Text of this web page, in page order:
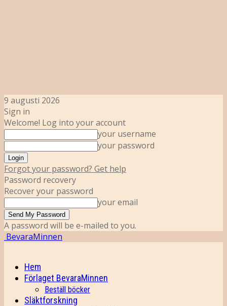
9 augusti 2026
Sign in
Welcome! Log into your account
your username
your password
Forgot your password? Get help
Password recovery
Recover your password
your email
A password will be e-mailed to you.
BevaraMinnen
Hem
Förlaget BevaraMinnen
Beställ böcker
Släktforskning